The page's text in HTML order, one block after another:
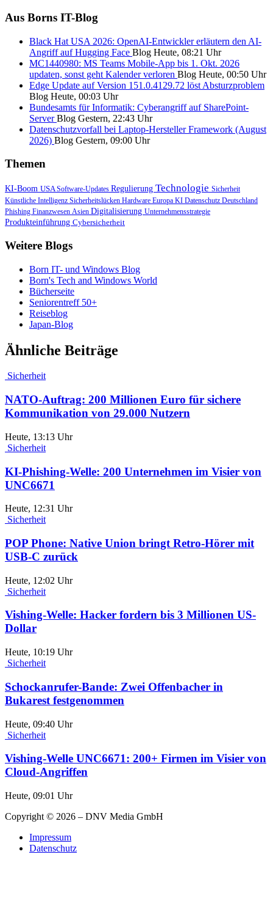
Aus Borns IT-Blog
Black Hat USA 2026: OpenAI-Entwickler erläutern den AI-
Angriff auf Hugging Face Blog Heute, 08:21 Uhr
MC1440980: MS Teams Mobile-App bis 1. Okt. 2026
updaten, sonst geht Kalender verloren Blog Heute, 00:50 Uhr
Edge Update auf Version 151.0.4129.72 löst Absturzproblem
Blog Heute, 00:03 Uhr
Bundesamts für Informatik: Cyberangriff auf SharePoint-
ServerBlog Gestern, 22:43 Uhr
Datenschutzvorfall bei Laptop-Hersteller Framework (August
2026) Blog Gestern, 09:00 Uhr
Themen
KI-Boom USASoftware-Updates Regulierung Technologie Sicherheit
Künstliche Intelligenz Sicherheitslücken Hardware Europa KI Datenschutz Deutschland
Phishing Finanzwesen Asien Digitalisierung Unternehmensstrategie
Produkteinführung Cybersicherheit
Weitere Blogs
Born IT- und Windows Blog
Born's Tech and Windows World
Bücherseite
Seniorentreff 50+
Reiseblog
Japan-Blog
Ähnliche Beiträge
Sicherheit
NATO-Auftrag: 200 Millionen Euro für sichere
Kommunikation von 29.000 Nutzern
Heute, 13:13 Uhr
Sicherheit
KI-Phishing-Welle: 200 Unternehmen im Visier von
UNC6671
Heute, 12:31 Uhr
Sicherheit
POP Phone: Native Union bringt Retro-Hörer mit
USB-C zurück
Heute, 12:02 Uhr
Sicherheit
Vishing-Welle: Hacker fordern bis 3 Millionen US-
Dollar
Heute, 10:19 Uhr
Sicherheit
Schockanrufer-Bande: Zwei Offenbacher in
Bukarest festgenommen
Heute, 09:40 Uhr
Sicherheit
Vishing-Welle UNC6671: 200+ Firmen im Visier von
Cloud-Angriffen
Heute, 09:01 Uhr
Copyright © 2026 – DNV Media GmbH
Impressum
Datenschutz